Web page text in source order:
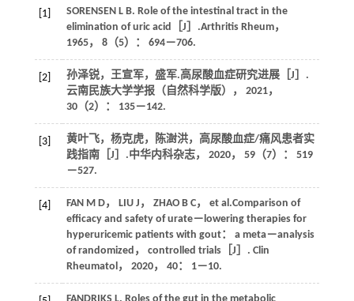
[1] SORENSEN L B. Role of the intestinal tract in the
elimination of uric acid［J］.Arthritis Rheum，
1965， 8（5）： 694－706.
[2]
孙泽锐，王宣军，盛军.高尿酸血症研究进展［J］.
云南民族大学学报（自然科学版）
， 2021，
30（2）： 135－142.
[3]
黄叶飞，杨克虎，陈澍洪，高尿酸血症/痛风患者实
践指南［J］.中华内科杂志， 2020， 59（7）： 519
－527.
[4] FAN M D， LIU J ， ZHAO B C， et al.Comparison of
efficacy and safety of urate－lowering therapies for
hyperuricemic patients with gout： a meta－analysis
of randomized， controlled trials［J］. Clin
Rheumatol， 2020， 40： 1－10.